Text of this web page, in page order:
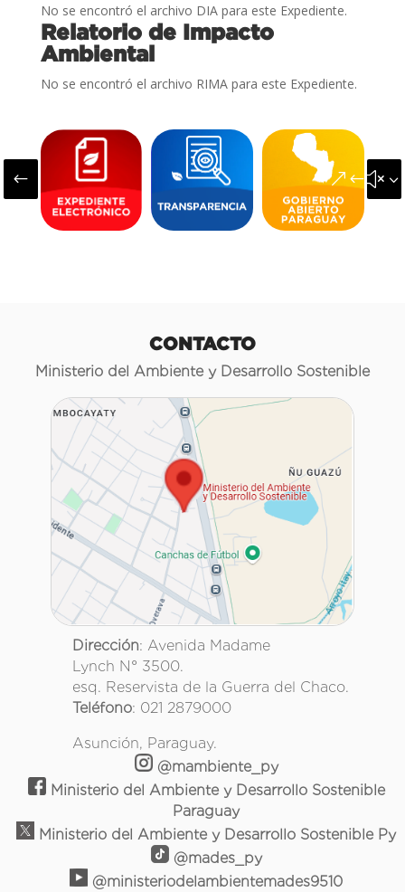
No se encontró el archivo DIA para este Expediente.
Relatorio de Impacto
Ambiental
No se encontró el archivo RIMA para este Expediente.
#
CONTACTO
Ministerio del Ambiente y Desarrollo Sostenible
Dirección: Avenida Madame
Lynch N° 3500.
esq. Reservista de la Guerra del Chaco.
Teléfono: 021 2879000
Asunción, Paraguay.
@mambiente_py
Ministerio del Ambiente y Desarrollo Sostenible
Paraguay
Ministerio del Ambiente y Desarrollo Sostenible Py
@mades_py
@ministeriodelambientemades9510